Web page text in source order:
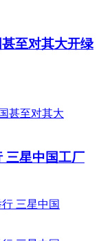
至对其大开绿
三星中国工厂